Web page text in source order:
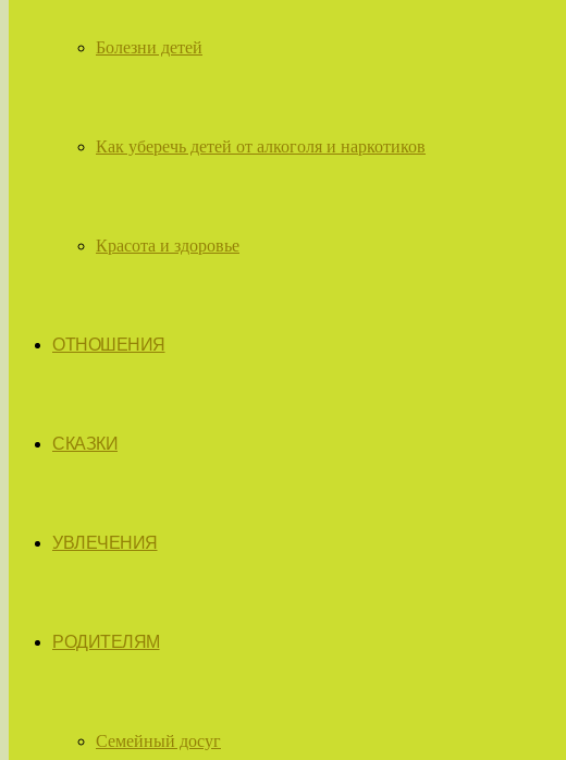
Болезни детей
Как уберечь детей от алкоголя и наркотиков
Красота и здоровье
ОТНОШЕНИЯ
СКАЗКИ
УВЛЕЧЕНИЯ
РОДИТЕЛЯМ
Семейный досуг